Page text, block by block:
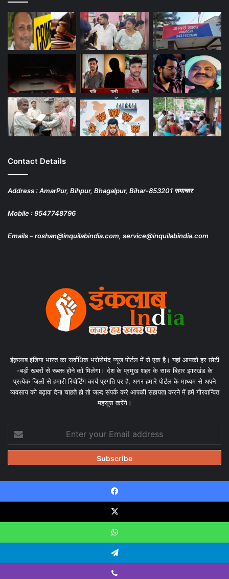
Contact Details
Address : AmarPur, Bihpur, Bhagalpur, Bihar-853201 समाचार
Mobile : 9547748796
Emails – roshan@inquilabindia.com, service@inquilabindia.com
इंक़लाब इंडिया भारत का सर्वाधिक भरोसेमंद न्यूज पोर्टल में से एक है। यहां आपको हर छोटी
-बड़ी खबरों से रूबरू होने को मिलेगा। देश के प्रमुख शहर के साथ बिहार झारखंड के
प्रत्येक जिलों से हमारी रिपोर्टिंग कार्य प्रगति पर है, अगर हमारे पोर्टल के माध्यम से अपने
व्यवसाय को बढ़ावा देना चाहते हो तो जल्द संपर्क करे आपकी सहायता करने में हमें गौरवान्वित
महसूस करेंगे।
your
Email
© Copyright 2026, All Rights Reserved |
Design & Developed
Blog
Contact Us
Facebook
X
WhatsApp
Telegram